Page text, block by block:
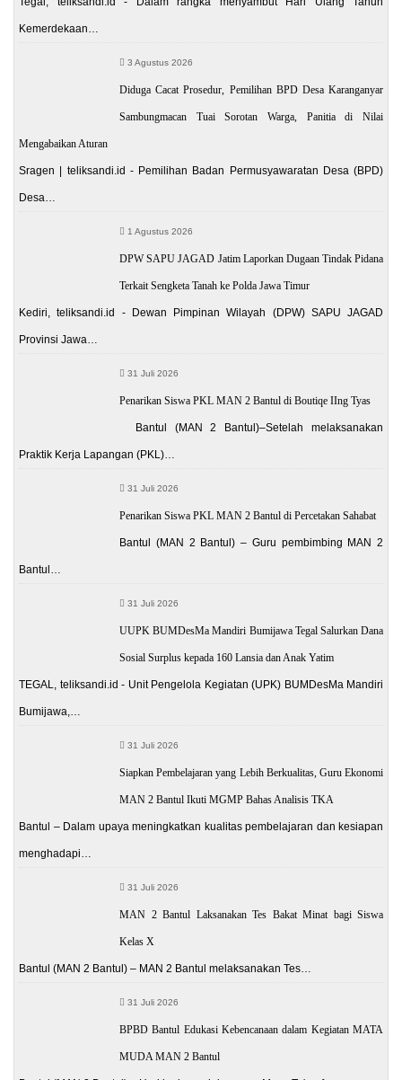
Kemerdekaan…
3 Agustus 2026
Diduga Cacat Prosedur, Pemilihan BPD Desa Karanganyar
Sambungmacan Tuai Sorotan Warga, Panitia di Nilai
Mengabaikan Aturan
Sragen | teliksandi.id - Pemilihan Badan Permusyawaratan Desa (BPD)
Desa…
1 Agustus 2026
DPW SAPU JAGAD Jatim Laporkan Dugaan Tindak Pidana
Terkait Sengketa Tanah ke Polda Jawa Timur
Kediri, teliksandi.id - Dewan Pimpinan Wilayah (DPW) SAPU JAGAD
Provinsi Jawa…
31 Juli 2026
Penarikan Siswa PKL MAN 2 Bantul di Boutiqe IIng Tyas
Bantul (MAN 2 Bantul)–Setelah melaksanakan
Praktik Kerja Lapangan (PKL)…
31 Juli 2026
Penarikan Siswa PKL MAN 2 Bantul di Percetakan Sahabat
Bantul (MAN 2 Bantul) – Guru pembimbing MAN 2
Bantul…
31 Juli 2026
UUPK BUMDesMa Mandiri Bumijawa Tegal Salurkan Dana
Sosial Surplus kepada 160 Lansia dan Anak Yatim
TEGAL, teliksandi.id - Unit Pengelola Kegiatan (UPK) BUMDesMa Mandiri
Bumijawa,…
31 Juli 2026
Siapkan Pembelajaran yang Lebih Berkualitas, Guru Ekonomi
MAN 2 Bantul Ikuti MGMP Bahas Analisis TKA
Bantul – Dalam upaya meningkatkan kualitas pembelajaran dan kesiapan
menghadapi…
31 Juli 2026
MAN 2 Bantul Laksanakan Tes Bakat Minat bagi Siswa
Kelas X
Bantul (MAN 2 Bantul) – MAN 2 Bantul melaksanakan Tes…
31 Juli 2026
BPBD Bantul Edukasi Kebencanaan dalam Kegiatan MATA
MUDA MAN 2 Bantul